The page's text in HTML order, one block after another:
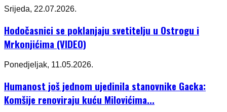
Srijeda, 22.07.2026.
Hodočasnici se poklanjaju svetitelju u Ostrogu i
Mrkonjićima (VIDEO)
Ponedjeljak, 11.05.2026.
Humanost još jednom ujedinila stanovnike Gacka:
Komšije renoviraju kuću Milovićima...